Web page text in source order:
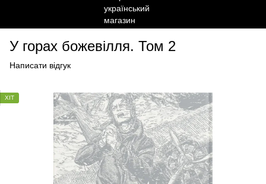
У горах божевілля. Том 2
Написати відгук
ХІТ